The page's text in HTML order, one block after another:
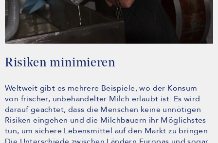
Risiken minimieren
Weltweit gibt es mehrere Beispiele, wo der Konsum
von frischer, unbehandelter Milch erlaubt ist. Es wird
darauf geachtet, dass die Menschen keine unnötigen
Risiken eingehen und die Milchbauern ihr Möglichstes
tun, um sichere Lebensmittel auf den Markt zu bringen.